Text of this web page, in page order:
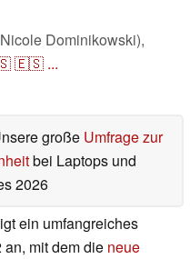
Nicole Dominikowski),
🇪🇸 ...
große Umfrage zur
bei Laptops und
2026
ein umfangreiches
mit dem die neue